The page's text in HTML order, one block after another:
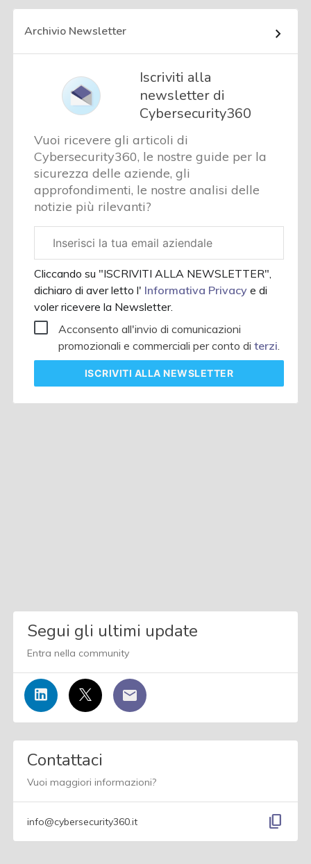
Archivio Newsletter
Iscriviti alla
newsletter di
Cybersecurity360
Vuoi ricevere gli articoli di
Cybersecurity360, le nostre guide per la
sicurezza delle aziende, gli
approfondimenti, le nostre analisi delle
notizie più rilevanti?
aziendale
Cliccando su "ISCRIVITI ALLA NEWSLETTER",
dichiaro di aver letto l' Informativa Privacye di
voler ricevere la Newsletter.
Acconsento all'invio di comunicazioni
promozionali e commerciali per conto diterzi
ISCRIVITI ALLA NEWSLETTER
Segui gli ultimi update
Entra nella community
Contattaci
Vuoi maggiori informazioni?
info@cybersecurity360.it content_copy